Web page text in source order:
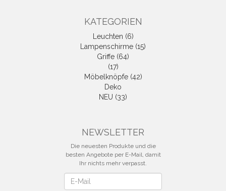
KATEGORIEN
Leuchten (6)
Lampenschirme (15)
Griffe (64)
(17)
Möbelknöpfe (42)
Deko
NEU (33)
NEWSLETTER
Die neuesten Produkte und die
besten Angebote per E-Mail, damit
Ihr nichts mehr verpasst.